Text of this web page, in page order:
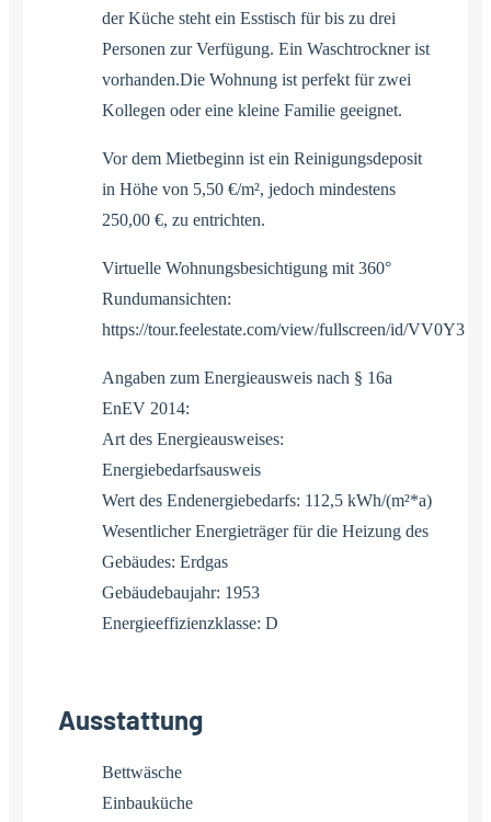
der Küche steht ein Esstisch für bis zu drei
Personen zur Verfügung. Ein Waschtrockner ist
vorhanden.Die Wohnung ist perfekt für zwei
Kollegen oder eine kleine Familie geeignet.
Vor dem Mietbeginn ist ein Reinigungsdeposit
in Höhe von 5,50 €/m², jedoch mindestens
250,00 €, zu entrichten.
Virtuelle Wohnungsbesichtigung mit 360°
Rundumansichten:
https://tour.feelestate.com/view/fullscreen/id/VV0Y3
Angaben zum Energieausweis nach § 16a
EnEV 2014:
Art des Energieausweises:
Energiebedarfsausweis
Wert des Endenergiebedarfs: 112,5 kWh/(m²*a)
Wesentlicher Energieträger für die Heizung des
Gebäudes: Erdgas
Gebäudebaujahr: 1953
Energieeffizienzklasse: D
Ausstattung
Bettwäsche
Einbauküche